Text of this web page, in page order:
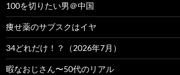
100を切りたい男＠中国
痩せ薬のサブスクはイヤ
34どれだけ！？（2026年7月）
暇なおじさん〜50代のリアル